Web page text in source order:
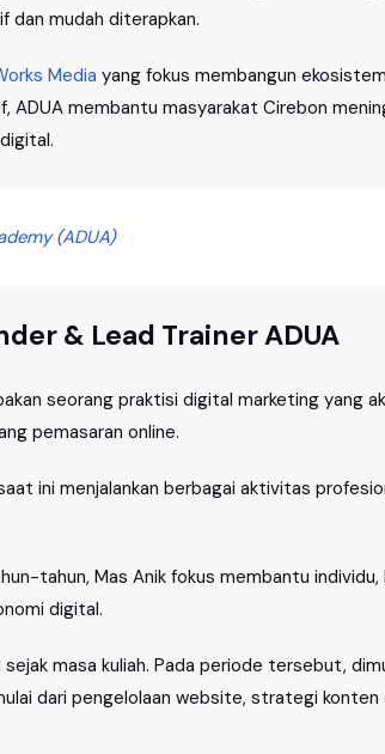
dan mudah diterapkan.
Media yang fokus membangun
membantu masyarakat Cirebon
(ADUA)
& Lead Trainer ADUA
seorang praktisi digital marketing yang
pemasaran online.
ini menjalankan berbagai aktivitas
tahun, Mas Anik fokus membantu individu,
digital.
masa kuliah. Pada periode tersebut,
dari pengelolaan website, strategi konten